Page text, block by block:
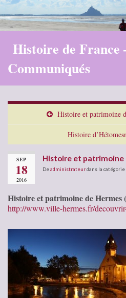
Histoire de France
Communiqués
Histoire et patrimoine
Histoire
SEP
18
2016
Histoire et patrimoine
Deadministrateurdans la catégorie
Histoire et patrimoine de Hermes
http://www.ville-hermes.fr/